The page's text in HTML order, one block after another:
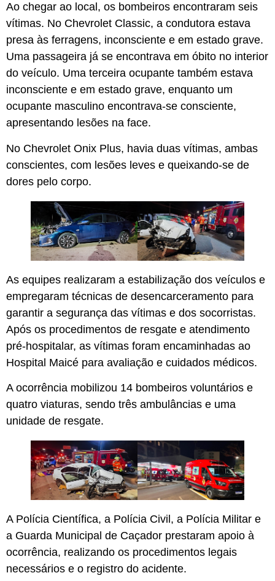
Ao chegar ao local, os bombeiros encontraram seis
vítimas. No Chevrolet Classic, a condutora estava
presa às ferragens, inconsciente e em estado grave.
Uma passageira já se encontrava em óbito no interior
do veículo. Uma terceira ocupante também estava
inconsciente e em estado grave, enquanto um
ocupante masculino encontrava-se consciente,
apresentando lesões na face.
No Chevrolet Onix Plus, havia duas vítimas, ambas
conscientes, com lesões leves e queixando-se de
dores pelo corpo.
As equipes realizaram a estabilização dos veículos e
empregaram técnicas de desencarceramento para
garantir a segurança das vítimas e dos socorristas.
Após os procedimentos de resgate e atendimento
pré-hospitalar, as vítimas foram encaminhadas ao
Hospital Maicé para avaliação e cuidados médicos.
A ocorrência mobilizou 14 bombeiros voluntários e
quatro viaturas, sendo três ambulâncias e uma
unidade de resgate.
A Polícia Científica, a Polícia Civil, a Polícia Militar e
a Guarda Municipal de Caçador prestaram apoio à
ocorrência, realizando os procedimentos legais
necessários e o registro do acidente.